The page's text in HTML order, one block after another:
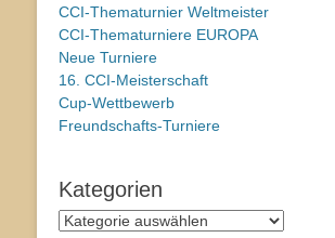
CCI-Thematurnier Weltmeister
CCI-Thematurniere EUROPA
Neue Turniere
16. CCI-Meisterschaft
Cup-Wettbewerb
Freundschafts-Turniere
Kategorien
Kategorien